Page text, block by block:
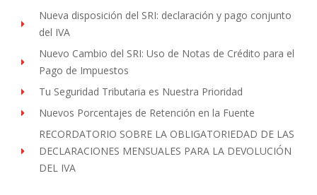
Nueva disposición del SRI: declaración y pago conjunto
del IVA
Nuevo Cambio del SRI: Uso de Notas de Crédito para el
Pago de Impuestos
Tu Seguridad Tributaria es Nuestra Prioridad
Nuevos Porcentajes de Retención en la Fuente
RECORDATORIO SOBRE LA OBLIGATORIEDAD DE LAS
DECLARACIONES MENSUALES PARA LA DEVOLUCIÓN
DEL IVA